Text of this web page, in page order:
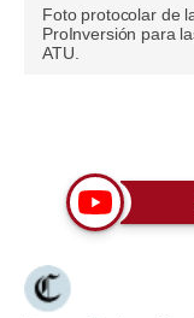
Editorial
Pregunta de hoy
Lujo
Moda
Foto protocolar de
ProInversión para
ATU.